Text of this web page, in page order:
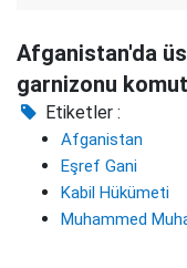
Afganistan'da
garnizonu
Etiketler :
Afganistan
Eşref Gani
Kabil Hükümeti
Muhammed